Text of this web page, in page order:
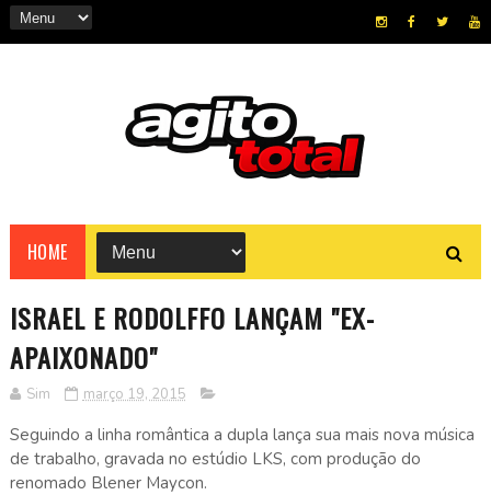
HOME
ISRAEL E RODOLFFO LANÇAM "EX-
APAIXONADO"
Sim março 19, 2015
Seguindo a linha romântica a dupla lança sua mais nova música
de trabalho, gravada no estúdio LKS, com produção do
renomado Blener Maycon.